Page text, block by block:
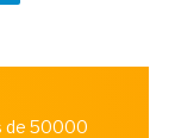
de 50000